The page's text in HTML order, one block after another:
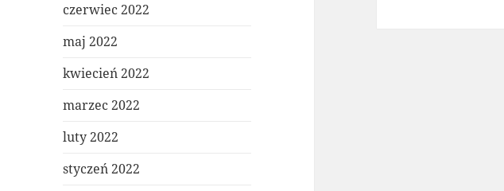
czerwiec 2022
maj 2022
kwiecień 2022
marzec 2022
luty 2022
styczeń 2022